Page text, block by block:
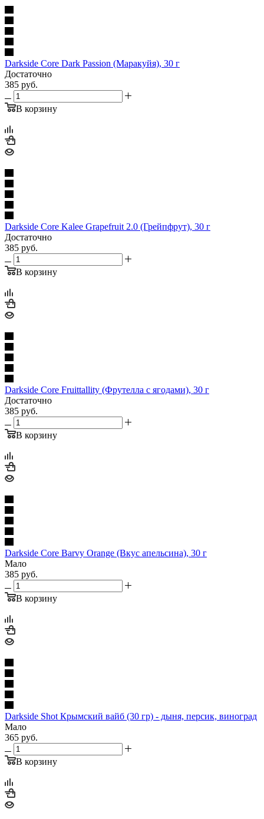
Darkside Core Dark Passion (Маракуйя), 30 г
Достаточно
385 руб.
В корзину
Darkside Core Kalee Grapefruit 2.0 (Грейпфрут), 30 г
Достаточно
385 руб.
В корзину
Darkside Core Fruittallity (Фрутелла с ягодами), 30 г
Достаточно
385 руб.
В корзину
Darkside Core Barvy Orange (Вкус апельсина), 30 г
Мало
385 руб.
В корзину
Darkside Shot Крымский вайб (30 гр) - дыня, персик, виноград
Мало
365 руб.
В корзину